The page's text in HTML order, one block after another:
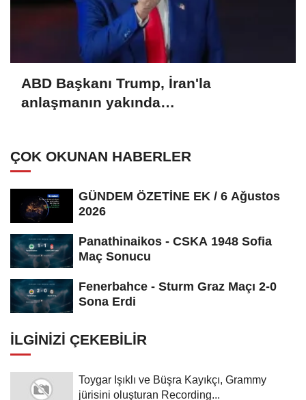
ABD Başkanı Trump, İran'la
anlaşmanın yakında
ÇOK OKUNAN HABERLER
GÜNDEM ÖZETİNE EK / 6 Ağustos
2026
Panathinaikos - CSKA 1948 Sofia
Maç Sonucu
Fenerbahce - Sturm Graz Maçı 2-0
Sona Erdi
İLGINIZI ÇEKEBILIR
Toygar Işıklı ve Büşra Kayıkçı, Grammy
jürisini oluşturan Recording...